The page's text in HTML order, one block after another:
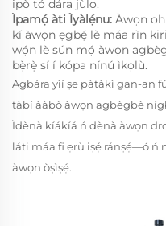
ipò tó dára jùlọ.
Ìpamọ́ àti Ìyàlẹ́nu: Àwọn
kí àwọn ẹgbẹ́ lè máa rìn
wọ́n lè sún mọ́ àwọn
bẹ̀rẹ̀ sí í kópa nínú ìkọlù.
Agbára yìí ṣe pàtàkì gan-an
tàbí ààbò àwọn agbègbè
Ìdènà kíákíá ń dènà àwọn
láti máa fi ẹrù iṣẹ́ ránṣẹ́—ó ń
àwọn òṣìṣẹ́.